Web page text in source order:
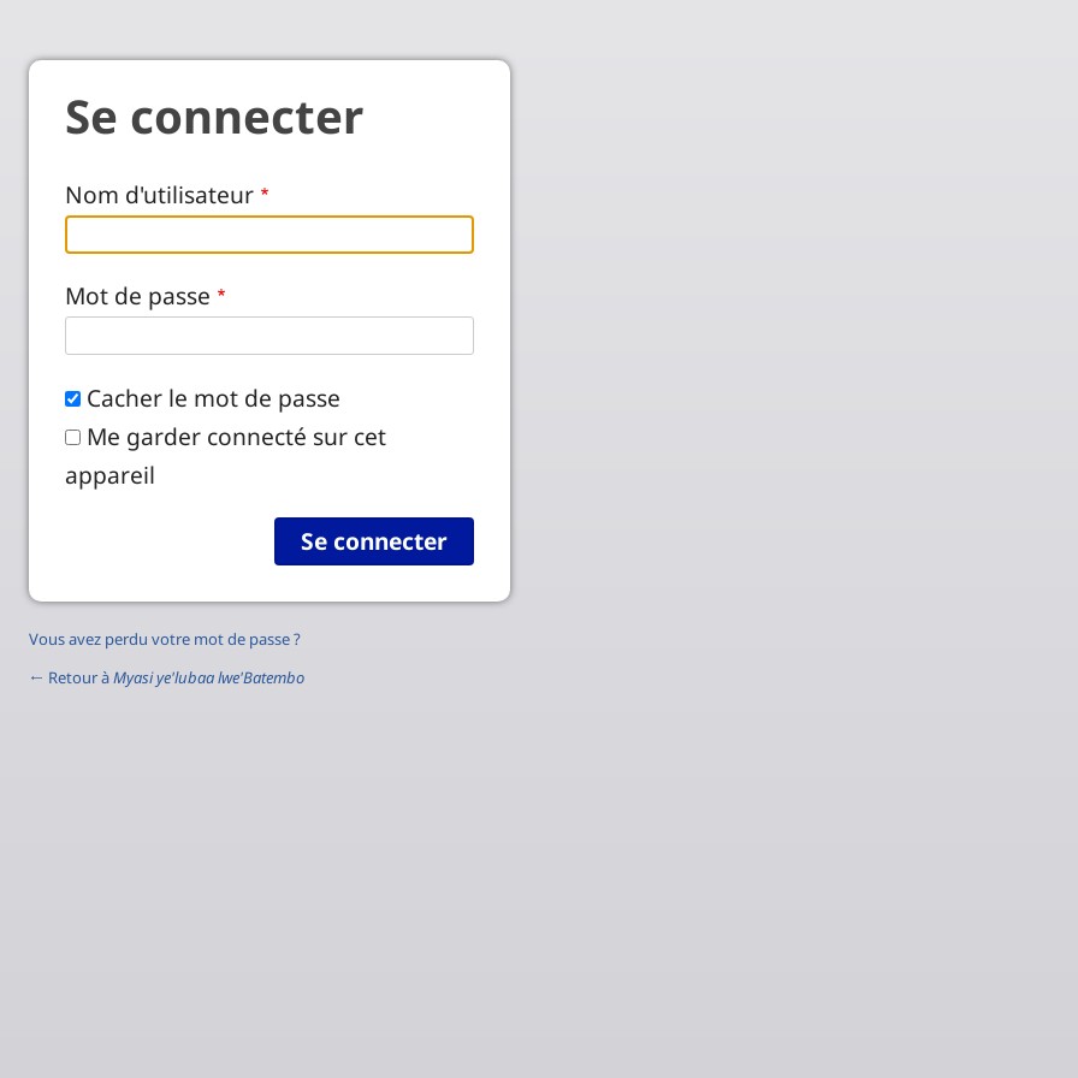
Se connecter
Nom d'utilisateur
Mot de passe
Cacher le mot de passe
Me garder connecté sur cet
appareil
Vous avez perdu votre mot de passe ?
← Retour àMyasi ye'lubaa lwe'Batembo